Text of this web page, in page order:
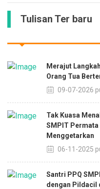
Tulisan Ter baru
Merajut
Orang Tua
09-07-2026
Tak Kuasa
SMPIT Permata
Menggetarkan
06-11-2025
Santri PPQ
dengan Pildacil